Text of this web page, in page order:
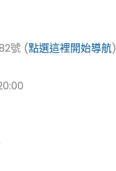
號 (點選這裡開始導航)